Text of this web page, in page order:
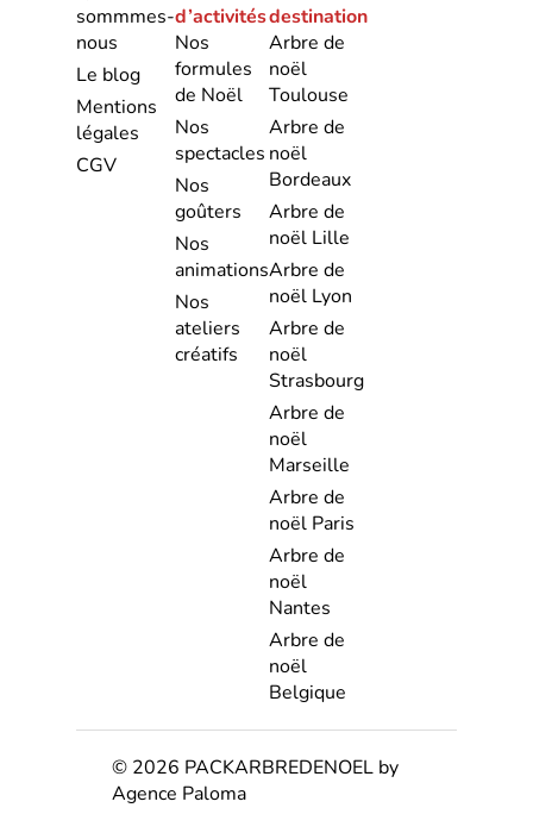
sommmes-
nous
Le blog
Mentions
légales
CGV
d’activités
Nos
formules
de Noël
Nos
spectacles
Nos
goûters
Nos
animations
Nos
ateliers
créatifs
destination
Arbre de
noël
Toulouse
Arbre de
noël
Bordeaux
Arbre de
noël Lille
Arbre de
noël Lyon
Arbre de
noël
Strasbourg
Arbre de
noël
Marseille
Arbre de
noël Paris
Arbre de
noël
Nantes
Arbre de
noël
Belgique
© 2026 PACKARBREDENOEL by
Agence Paloma